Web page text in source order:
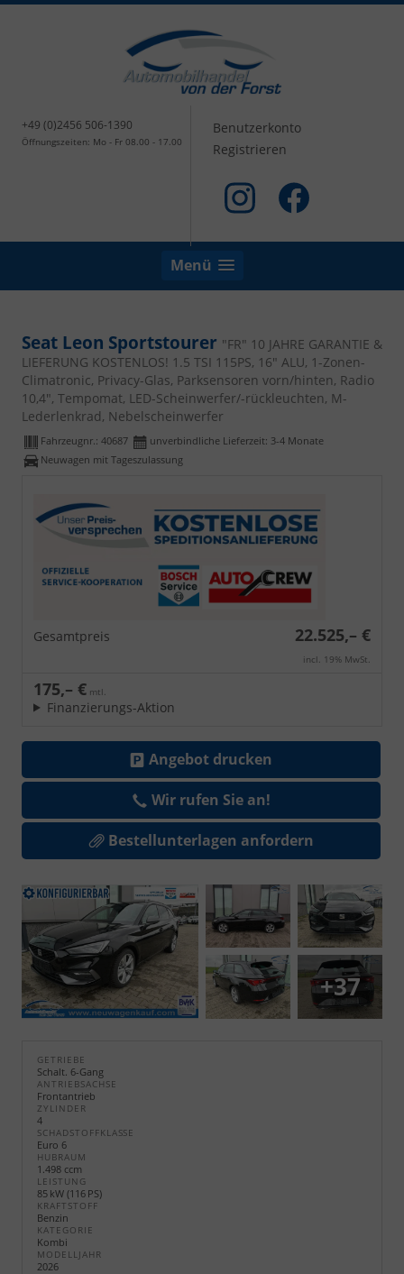
+49 (0)2456 506-1390
Öffnungszeiten: Mo - Fr 08.00 - 17.00
Benutzerkonto
Registrieren
Menü
Seat Leon Sportstourer "FR" 10 JAHRE GARANTIE &
LIEFERUNG KOSTENLOS! 1.5 TSI 115PS, 16" ALU, 1-Zonen-
Climatronic, Privacy-Glas, Parksensoren vorn/hinten, Radio
10,4", Tempomat, LED-Scheinwerfer/-rückleuchten, M-
Lederlenkrad, Nebelscheinwerfer
Fahrzeugnr.: 40687
unverbindliche Lieferzeit: 3-4 Monate
Neuwagen mit Tageszulassung
Gesamtpreis 22.525,– €
incl. 19% MwSt.
175,– € mtl.
Finanzierungs-Aktion
Bestellunterlagen anfordern
Wir rufen Sie an!
Angebot drucken
+37
GETRIEBE
Schalt. 6-Gang
ANTRIEBSACHSE
Frontantrieb
ZYLINDER
4
SCHADSTOFFKLASSE
Euro 6
HUBRAUM
1.498 ccm
LEISTUNG
85 kW (116 PS)
KRAFTSTOFF
Benzin
KATEGORIE
Kombi
MODELLJAHR
2026